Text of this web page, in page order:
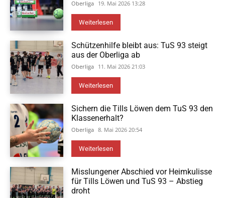
Oberliga 19. Mai 2026 13:28
Weiterlesen
Schützenhilfe bleibt aus: TuS 93 steigt
aus der Oberliga ab
Oberliga 11. Mai 2026 21:03
Weiterlesen
Sichern die Tills Löwen dem TuS 93 den
Klassenerhalt?
Oberliga 8. Mai 2026 20:54
Weiterlesen
Misslungener Abschied vor Heimkulisse
für Tills Löwen und TuS 93 – Abstieg
droht